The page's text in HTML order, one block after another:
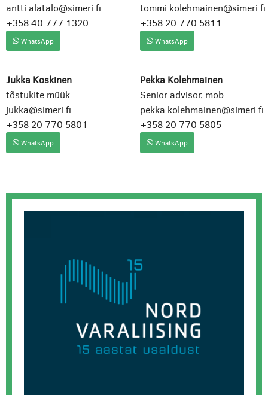
antti.alatalo@simeri.fi
+358 40 777 1320
WhatsApp
tommi.kolehmainen@simeri.fi
+358 20 770 5811
WhatsApp
Jukka Koskinen
tõstukite müük
jukka@simeri.fi
+358 20 770 5801
WhatsApp
Pekka Kolehmainen
Senior advisor, mob
pekka.kolehmainen@simeri.fi
+358 20 770 5805
WhatsApp